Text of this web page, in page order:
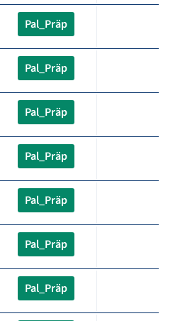
Pal_Präp
Pal_Präp
Pal_Präp
Pal_Präp
Pal_Präp
Pal_Präp
Pal_Präp